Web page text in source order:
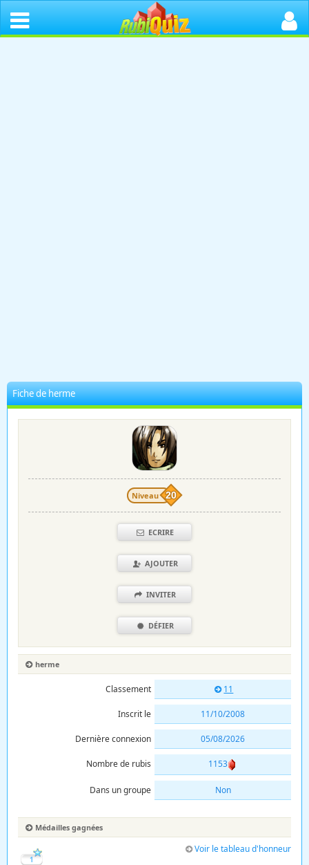
Fiche de herme
Niveau 20
ECRIRE
AJOUTER
INVITER
DÉFIER
herme
Classement 11
Inscrit le 11/10/2008
Dernière connexion 05/08/2026
Nombre de rubis 1153
Dans un groupe Non
Médailles gagnées
1
Voir le tableau d'honneur